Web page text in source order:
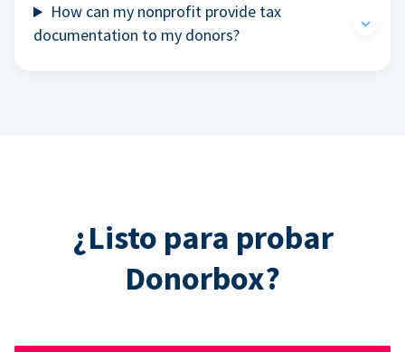
How can my nonprofit provide tax
documentation to my donors?
¿Listo para probar
Donorbox?